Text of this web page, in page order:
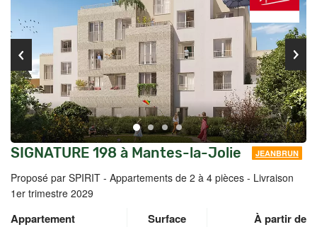
SIGNATURE 198 à Mantes-la-Jolie JEANBRUN
Proposé par SPIRIT - Appartements de 2 à 4 pièces - Livraison
1er trimestre 2029
Appartement Surface À partir de